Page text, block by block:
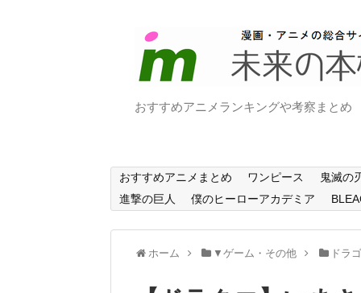
おすすめアニメランキングや考察まとめ
おすすめアニメまとめ ワンピース 鬼滅の
進撃の巨人
僕のヒーローアカデミア
ホーム ▼ゲーム・その他 ドラ